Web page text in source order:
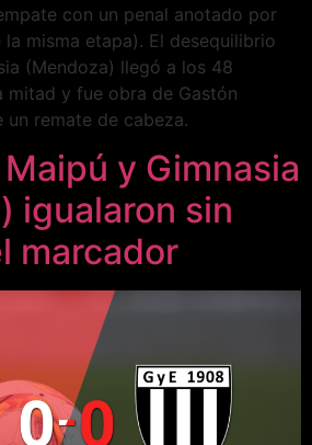
con un penal anotado por
la misma etapa). El desequilibrio
(Mendoza) llegó a los 48
mitad y fue obra de Gastón
remate de cabeza.
y Gimnasia
igualaron sin
marcador